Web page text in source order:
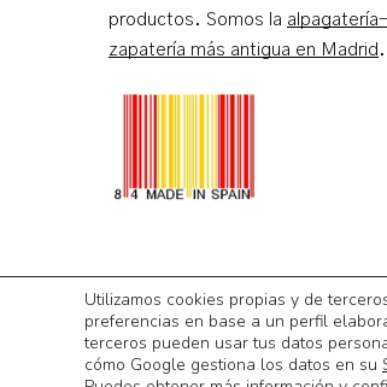
productos. Somos la alpagatería-
zapatería más antigua en Madrid .
©2026Calzadoslobo
Utilizamos cookies propias y de
preferencias en base a un perfil
terceros pueden usar tus datos
cómo Google gestiona los datos en su